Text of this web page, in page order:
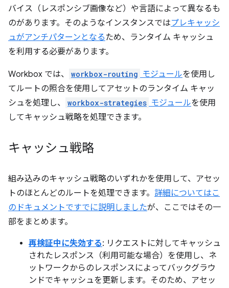
バイス（レスポンシブ画像など）や言語によって異なるも
のがあります。そのようなインスタンスではプレキャッシ
ュがアンチパターンとなる ため、ランタイム キャッシュ
を利用する必要があります。
Workbox では、 workbox-routing モジュールを使用し
てルートの照合を使用してアセットのランタイム キャッ
シュを処理し、
workbox-strategies モジュールを使用
してキャッシュ戦略を処理できます。
キャッシュ戦略
組み込みのキャッシュ戦略のいずれかを使用して、アセッ
トのほとんどのルートを処理できます。 詳細についてはこ
のドキュメントですでに説明しましたが、ここではその一
部をまとめます。
再検証中に失効する: リクエストに対してキャッシュ
されたレスポンス（利用可能な場合）を使用し、ネ
ットワークからのレスポンスによってバックグラウ
ンドでキャッシュを更新します。そのため、アセッ